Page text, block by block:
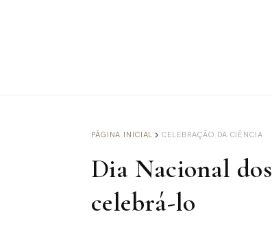
PÁGINA INICIAL CELEBRAÇÃO DA CIÊNCIA
Dia Nacional
celebrá-lo